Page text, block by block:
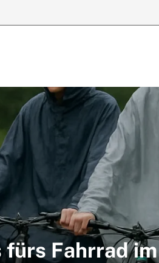
fürs Fahrrad